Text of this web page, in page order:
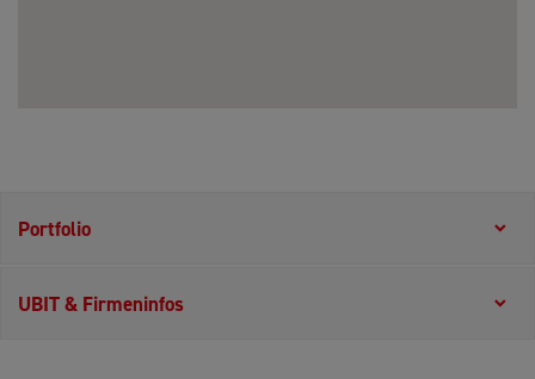
Portfolio
UBIT & Firmeninfos